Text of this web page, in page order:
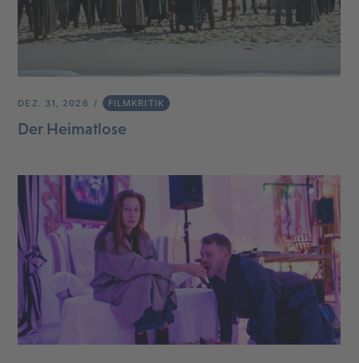
DEZ. 31, 2026 FILMKRITIK
Der Heimatlose